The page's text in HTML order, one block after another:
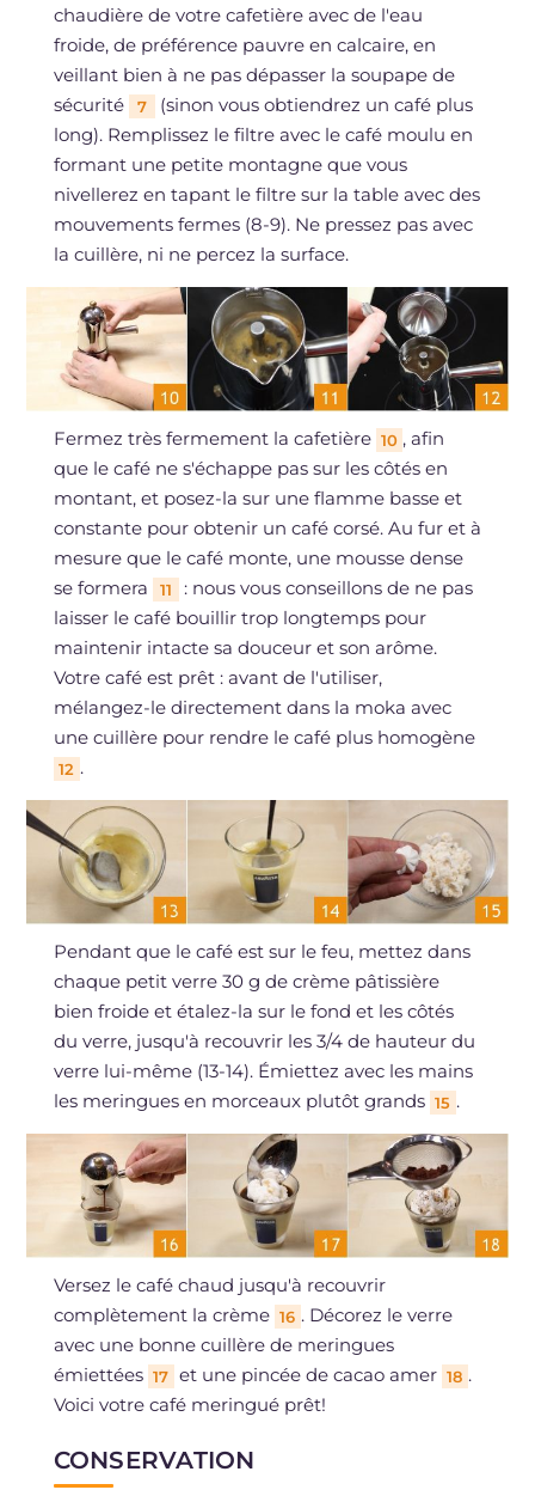
chaudière de votre cafetière avec de l'eau
froide, de préférence pauvre en calcaire, en
veillant bien à ne pas dépasser la soupape de
sécurité
7
(sinon vous obtiendrez un café plus
long). Remplissez le filtre avec le café moulu en
formant une petite montagne que vous
nivellerez en tapant le filtre sur la table avec des
mouvements fermes (8-9). Ne pressez pas avec
la cuillère, ni ne percez la surface.
Fermez très fermement la cafetière 10 , afin
que le café ne s'échappe pas sur les côtés en
montant, et posez-la sur une flamme basse et
constante pour obtenir un café corsé. Au fur et à
mesure que le café monte, une mousse dense
se formera
11
: nous vous conseillons de ne pas
laisser le café bouillir trop longtemps pour
maintenir intacte sa douceur et son arôme.
Votre café est prêt : avant de l'utiliser,
mélangez-le directement dans la moka avec
une cuillère pour rendre le café plus homogène
12 .
Pendant que le café est sur le feu, mettez dans
chaque petit verre 30 g de crème pâtissière
bien froide et étalez-la sur le fond et les côtés
du verre, jusqu'à recouvrir les 3/4 de hauteur du
verre lui-même (13-14). Émiettez avec les mains
les meringues en morceaux plutôt grands 15 .
Versez le café chaud jusqu'à recouvrir
complètement la crème 16 . Décorez le verre
avec une bonne cuillère de meringues
émiettées 17 et une pincée de cacao amer 18 .
Voici votre café meringué prêt!
CONSERVATION